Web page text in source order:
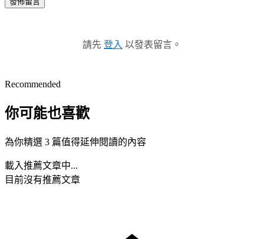
請先 登入 以發表留言。
Recommended
你可能也喜歡
為你精選 3 篇值得延伸閱讀的內容
載入推薦文章中...
目前沒有推薦文章